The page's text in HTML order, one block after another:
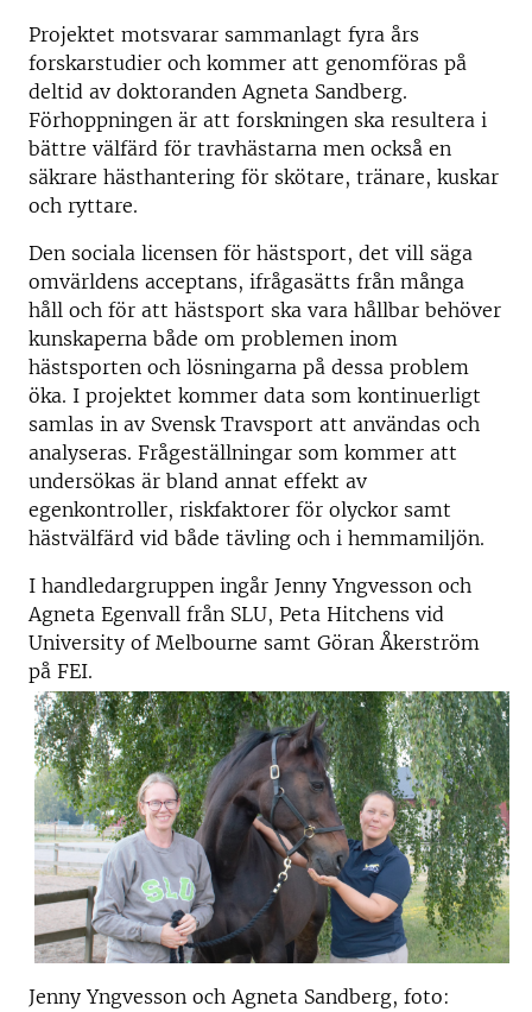
Projektet motsvarar sammanlagt fyra års
forskarstudier och kommer att genomföras på
deltid av doktoranden Agneta Sandberg.
Förhoppningen är att forskningen ska resultera i
bättre välfärd för travhästarna men också en
säkrare hästhantering för skötare, tränare, kuskar
och ryttare.
Den sociala licensen för hästsport, det vill säga
omvärldens acceptans, ifrågasätts från många
håll och för att hästsport ska vara hållbar behöver
kunskaperna både om problemen inom
hästsporten och lösningarna på dessa problem
öka. I projektet kommer data som kontinuerligt
samlas in av Svensk Travsport att användas och
analyseras. Frågeställningar som kommer att
undersökas är bland annat effekt av
egenkontroller, riskfaktorer för olyckor samt
hästvälfärd vid både tävling och i hemmamiljön.
I handledargruppen ingår Jenny Yngvesson och
Agneta Egenvall från SLU, Peta Hitchens vid
University of Melbourne samt Göran Åkerström
på FEI.
Jenny Yngvesson och Agneta Sandberg, foto: